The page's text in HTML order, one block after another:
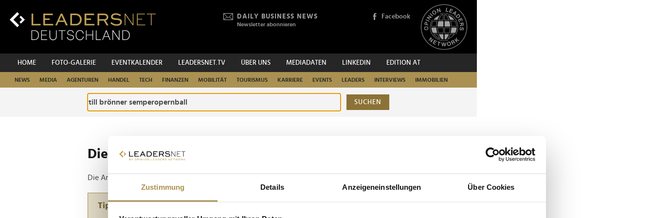
Zustimmung Details Anzeigeneinstellungen Über Cookies
Inhalt
DAILY BUSINESS NEWS
Newsletter abonnieren
Facebook
HOME FOTO-GALERIE EVENTKALENDER LEADERSNET.TV ÜBER UNS MEDIADATEN LINKEDIN EDITION AT
NEWS MEDIA AGENTUREN HANDEL TECH FINANZEN MOBILITÄT TOURISMUS KARRIERE EVENTS LEADERS INTERVIEWS IMMOBILIEN
SUCHEN
Die ganze Website durchsuchen
Die Anfrage ergab 1 Treffer.
Tipp